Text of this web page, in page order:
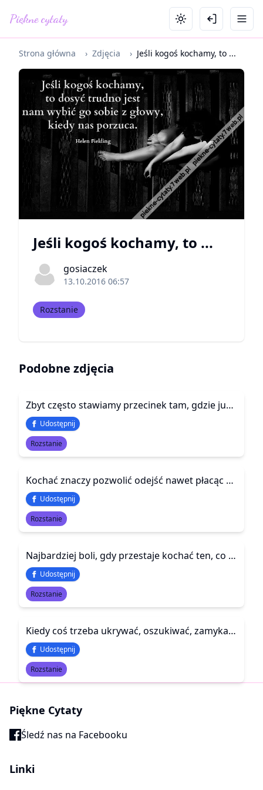
Piękne cytaty
Strona główna › Zdjęcia › Jeśli kogoś kochamy, to ...
Jeśli kogoś kochamy, to ...
gosiaczek
13.10.2016 06:57
Rozstanie
Podobne zdjęcia
Zbyt często stawiamy przecinek tam, gdzie już dawno powinniśmy
Udostępnij
Rozstanie
Kochać znaczy pozwolić odejść nawet płacąc bólem i łzami, jeśli to uszczęśliwi ukochaną osobę
Udostępnij
Rozstanie
Najbardziej boli, gdy przestaje kochać ten, co kochać miał na zawsze
Udostępnij
Rozstanie
Kiedy coś trzeba ukrywać, oszukiwać, zamyka się furtkę szczerości, tak ważnej w miłości. Zaczyna się lawirowanie i związek martwieje. Staje się fasadą.
Udostępnij
Rozstanie
Piękne Cytaty
Śledź nas na Facebooku
Linki